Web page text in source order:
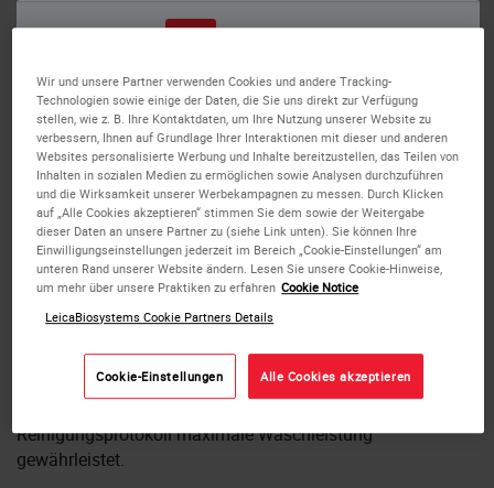
Bond Aspirating Probe Cleaning
System
Das Bond Aspirating Probe Reinigungssystem enthält
Reagenzien, die zur Entfernung von DAB-Rückständen von
der Aspirationssonde optimiert wurden.
In Standardreagenzienbehältern angeboten, wird das
System in den Leica BOND geladen, wo ein voreingestelltes
Reinigungsprotokoll maximale Waschleistung
gewährleistet.
Wir und unsere Partner verwenden Cookies und andere Tracking-
Technologien sowie einige der Daten, die Sie uns direkt zur Verfügung
stellen, wie z. B. Ihre Kontaktdaten, um Ihre Nutzung unserer Website zu
verbessern, Ihnen auf Grundlage Ihrer Interaktionen mit dieser und anderen
Websites personalisierte Werbung und Inhalte bereitzustellen, das Teilen von
Inhalten in sozialen Medien zu ermöglichen sowie Analysen durchzuführen
und die Wirksamkeit unserer Werbekampagnen zu messen. Durch Klicken
auf „Alle Cookies akzeptieren“ stimmen Sie dem sowie der Weitergabe
dieser Daten an unsere Partner zu (siehe Link unten). Sie können Ihre
Einwilligungseinstellungen jederzeit im Bereich „Cookie-Einstellungen“ am
unteren Rand unserer Website ändern. Lesen Sie unsere Cookie-Hinweise,
um mehr über unsere Praktiken zu erfahren Cookie Notice
LeicaBiosystems Cookie Partners Details
Cookie-Einstellungen Alle Cookies akzeptieren